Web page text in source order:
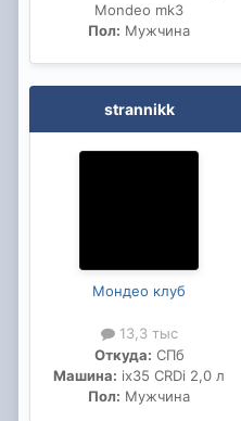
Mondeo mk3
Пол: Мужчина
strannikk
Мондео клуб
13,3 тыс
Откуда: СПб
Машина: ix35 CRDi 2,0 л
Пол: Мужчина